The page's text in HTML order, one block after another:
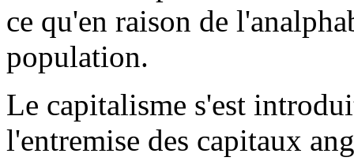
ce qu'en raison de
population.
Le capitalisme s'est
l'entremise des capitaux